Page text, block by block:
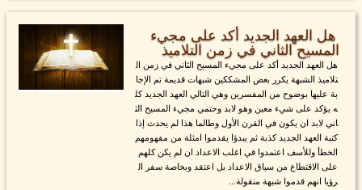
هل العهد الجديد أكد على مجيء
المسيح الثاني في زمن التلاميذ
هل العهد الجديد أكد على مجيء المسيح الثاني في زمن ال
تلاميذ الشبهة يكرر بعض المشككين شبهات قديمة تم الإجا
بة عليها بوضوح من المفسرين وهي التالي العهد الجديد كل
ه يؤكد على شيء معين وهو لابد وحتمي مجيء المسيح الث
اني لابد ان يكون في القرن الأول وطالما هذا لم يحدث إذا
كتبة العهد الجديد كذبة ثم يبدؤا يقدموا امثلة من مفهومهم
الخطأ وللأسف اعتمدوا في اغلب الاعداد ان لم يكن كلهم
على الاقتطاع من سياق الاعداد بل اعتقد وبخاصة سفر ال
رؤيا انهم قدموا شبهة منقولة...